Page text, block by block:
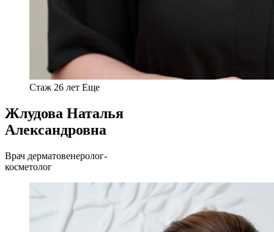
Стаж 26 лет Еще
Жлудова Наталья
Александровна
Врач дерматовенеролог-
косметолог